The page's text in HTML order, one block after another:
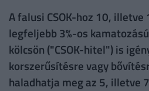
A falusi CSOK-hoz 10,
legfeljebb 3%-os
kölcsön ("CSOK-hitel") is
korszerűsítésre vagy
haladhatja meg az 5, illetve